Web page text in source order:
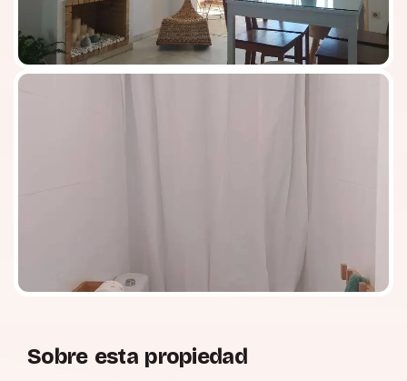
Sobre esta propiedad